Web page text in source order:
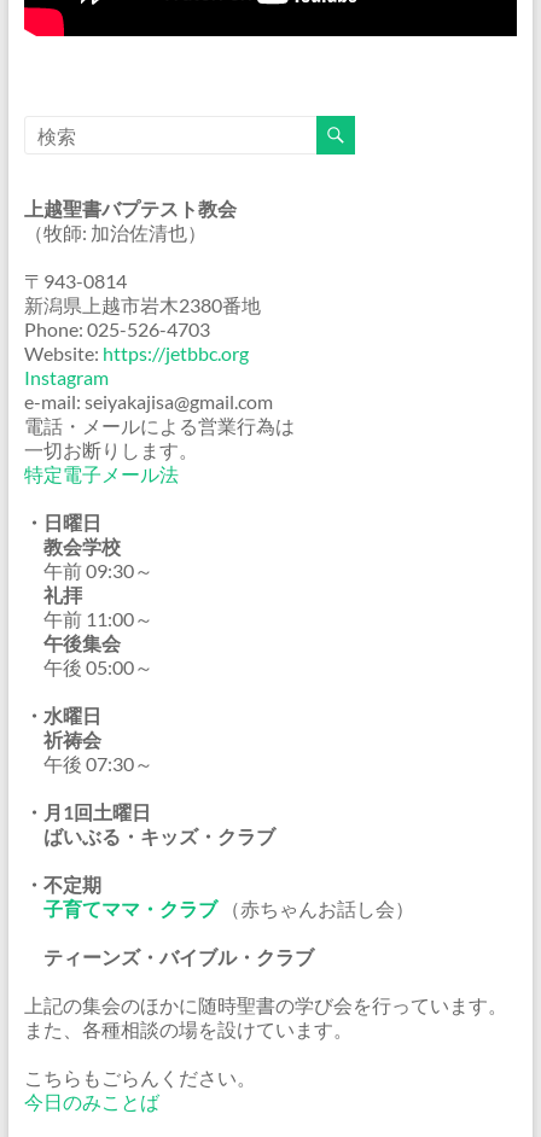
上越聖書バプテスト教会
（牧師: 加治佐清也）
〒943-0814
新潟県上越市岩木2380番地
Phone: 025-526-4703
Website: https://jetbbc.org
Instagram
e-mail: seiyakajisa@gmail.com
電話・メールによる営業行為は
一切お断りします。
特定電子メール法
・日曜日
教会学校
午前 09:30～
礼拝
午前 11:00～
午後集会
午後 05:00～
・水曜日
祈祷会
午後 07:30～
・月1回土曜日
ばいぶる・キッズ・クラブ
・不定期
子育てママ・クラブ（赤ちゃんお話し会）
ティーンズ・バイブル・クラブ
上記の集会のほかに随時聖書の学び会を行っています。
また、各種相談の場を設けています。
こちらもごらんください。
今日のみことば